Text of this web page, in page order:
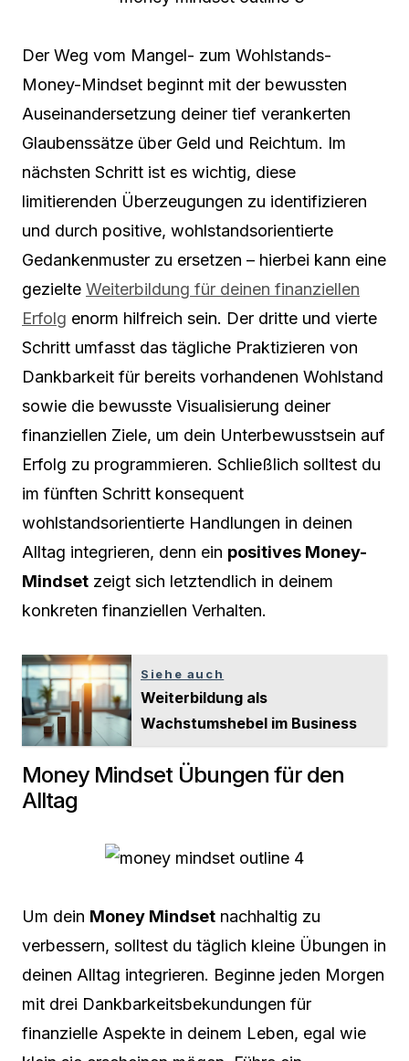
Der Weg vom Mangel- zum Wohlstands-
Money-Mindset beginnt mit der bewussten
Auseinandersetzung deiner tief verankerten
Glaubenssätze über Geld und Reichtum. Im
nächsten Schritt ist es wichtig, diese
limitierenden Überzeugungen zu identifizieren
und durch positive, wohlstandsorientierte
Gedankenmuster zu ersetzen – hierbei kann eine
gezielte Weiterbildung für deinen finanziellen
Erfolg enorm hilfreich sein. Der dritte und vierte
Schritt umfasst das tägliche Praktizieren von
Dankbarkeit für bereits vorhandenen Wohlstand
sowie die bewusste Visualisierung deiner
finanziellen Ziele, um dein Unterbewusstsein auf
Erfolg zu programmieren. Schließlich solltest du
im fünften Schritt konsequent
wohlstandsorientierte Handlungen in deinen
Alltag integrieren, denn ein positives Money-
Mindset zeigt sich letztendlich in deinem
konkreten finanziellen Verhalten.
Siehe auch
Weiterbildung als
Wachstumshebel im Business
Money Mindset Übungen für den
Alltag
Um dein Money Mindset nachhaltig zu
verbessern, solltest du täglich kleine Übungen in
deinen Alltag integrieren. Beginne jeden Morgen
mit drei Dankbarkeitsbekundungen für
finanzielle Aspekte in deinem Leben, egal wie